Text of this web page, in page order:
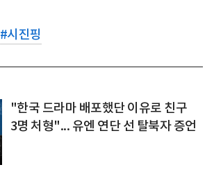
#시진핑
"한국 드라마 배포했단 이유로 친구
3명 처형"... 유엔 연단 선 탈북자 증언